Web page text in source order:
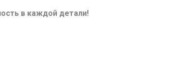
в каждой детали!